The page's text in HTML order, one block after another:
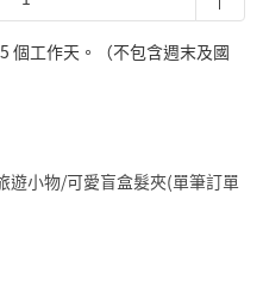
個工作天。（不包含週末及國
遊小物/可愛盲盒髮夾(單筆訂單